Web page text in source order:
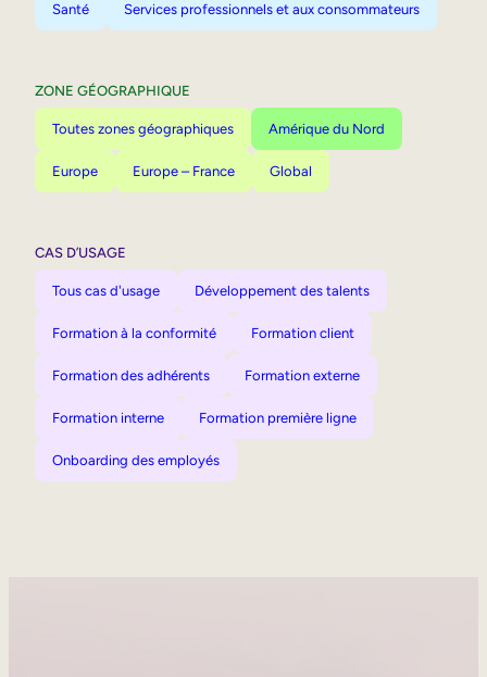
Santé Services professionnels et aux consommateurs
ZONE GÉOGRAPHIQUE
Toutes zones géographiques Amérique du Nord
Europe Europe – France Global
CAS D’USAGE
Tous cas d'usage Développement des talents
Formation à la conformité Formation client
Formation des adhérents Formation externe
Formation interne Formation première ligne
Onboarding des employés